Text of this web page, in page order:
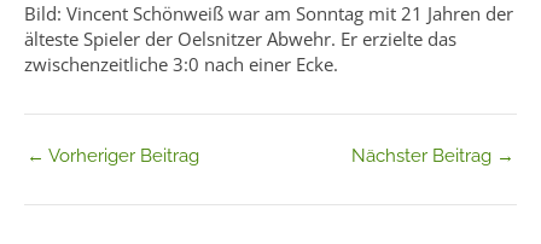
Bild: Vincent Schönweiß war am Sonntag mit 21 Jahren der
älteste Spieler der Oelsnitzer Abwehr. Er erzielte das
zwischenzeitliche 3:0 nach einer Ecke.
← Vorheriger Beitrag Nächster Beitrag →